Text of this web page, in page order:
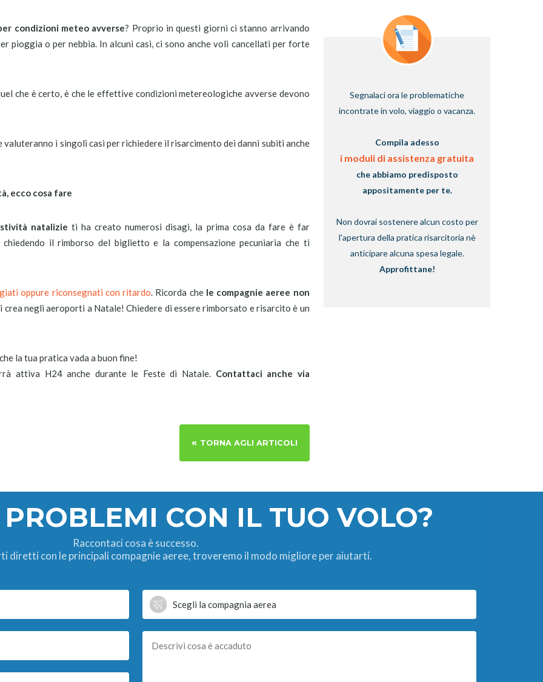
condizioni meteo avverse? Proprio in questi giorni ci stanno arrivando
pioggia o per nebbia. In alcuni casi, ci sono anche voli cancellati per forte
che è certo, è che le effettive condizioni metereologiche avverse devono
valuteranno i singoli casi per richiedere il risarcimento dei danni subiti anche
ecco cosa fare
natalizie ti ha creato numerosi disagi, la prima cosa da fare è far
il rimborso del biglietto e la compensazione pecuniaria che ti
oppure riconsegnati con ritardo. Ricorda che le compagnie aeree non
crea negli aeroporti a Natale! Chiedere di essere rimborsato e risarcito è un
la tua pratica vada a buon fine!
attiva H24 anche durante le Feste di Natale. Contattaci anche via
« TORNA AGLI ARTICOLI
Segnalaci ora le problematiche
incontrate in volo, viaggio o vacanza.
Compila adesso
i moduli di assistenza gratuita
che abbiamo predisposto
appositamente per te.
Non dovrai sostenere alcun costo per
l'apertura della pratica risarcitoria nè
anticipare alcuna spesa legale.
Approfittane!
CON IL TUO VOLO?
Raccontaci cosa è successo.
diretti con le principali compagnie aeree, troveremo il modo migliore per aiutarti.